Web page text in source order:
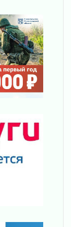
юбилея
в
школа